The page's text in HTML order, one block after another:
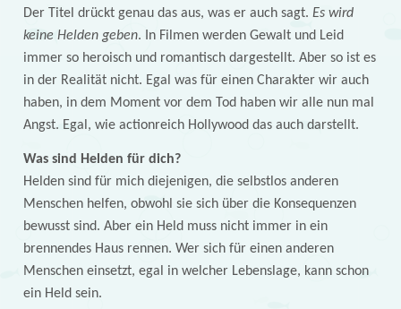
Der Titel drückt genau das aus, was er auch sagt. Es wird
keine Helden geben. In Filmen werden Gewalt und Leid
immer so heroisch und romantisch dargestellt. Aber so ist es
in der Realität nicht. Egal was für einen Charakter wir auch
haben, in dem Moment vor dem Tod haben wir alle nun mal
Angst. Egal, wie actionreich Hollywood das auch darstellt.
Was sind Helden für dich?
Helden sind für mich diejenigen, die selbstlos anderen
Menschen helfen, obwohl sie sich über die Konsequenzen
bewusst sind. Aber ein Held muss nicht immer in ein
brennendes Haus rennen. Wer sich für einen anderen
Menschen einsetzt, egal in welcher Lebenslage, kann schon
ein Held sein.